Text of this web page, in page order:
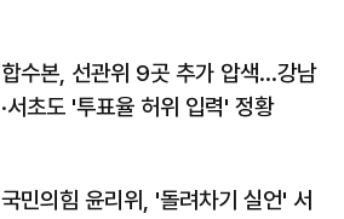
합수본, 선관위 9곳 추가 압색…강남
·서초도 '투표율 허위 입력' 정황
국민의힘 윤리위, '돌려차기 실언' 서